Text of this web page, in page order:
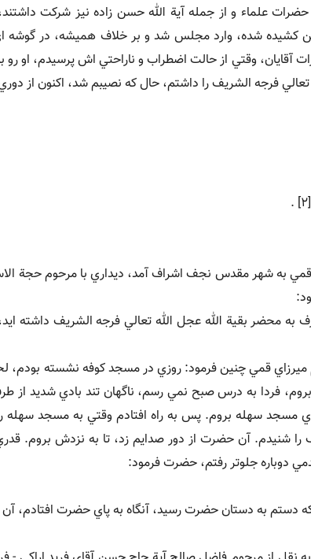
علماء و از جمله آية الله حسن زاده نيز شرکت داشتند،
کشيده شده، وارد مجلس شد و بر خلاف هميشه، در گوشه
آقايان، وقتي از حالت اضطراب و ناراحتي اش پرسيدم، او
فرجه الشريف را داشتم، حال که نصيبم شد، اکنون از
قمي به شهر مقدس نجف اشراف آمد، ديداري با مرحوم حجة
به محضر بقية الله عجل الله تعالي فرجه الشريف داشته
ميرزاي قمي چنين فرمود: روزي در مسجد کوفه نشسته
بروم، فردا به درس صبح نمي رسم، ناگهان تند بادي شديد
مسجد سهله بروم. پس به راه افتادم وقتي به مسجد
را شنيدم. آن حضرت از دور صدايم زد، تا به نزدش بروم.
دوباره جلوتر رفتم، حضرت فرمود:
دستم به دستان حضرت رسيد، آنگاه به پاي حضرت افتادم،